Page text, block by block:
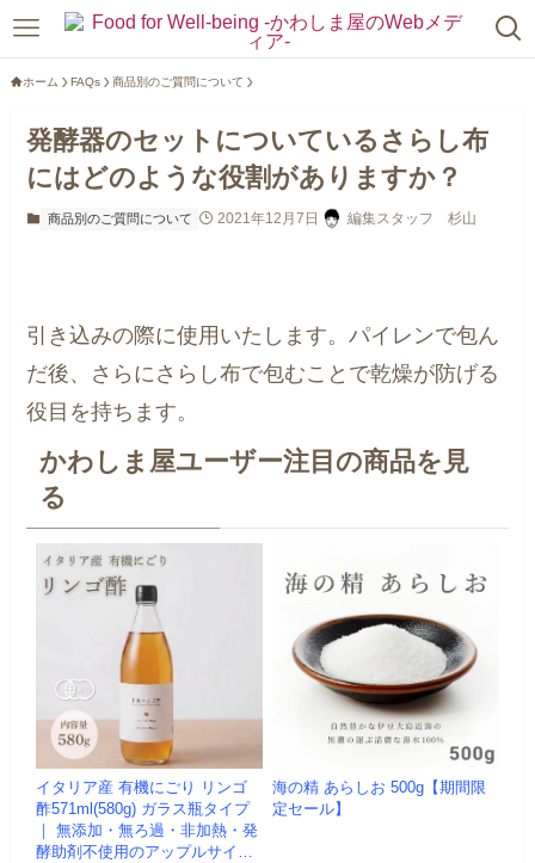
ホーム FAQs 商品別のご質問について
発酵器のセットについているさらし布
にはどのような役割がありますか？
商品別のご質問について 2021年12月7日 編集スタッフ 杉山
引き込みの際に使用いたします。パイレンで包ん
だ後、さらにさらし布で包むことで乾燥が防げる
役目を持ちます。
かわしま屋ユーザー注目の商品を見
る
イタリア産 有機にごり リンゴ
酢571ml(580g) ガラス瓶タイプ
｜ 無添加・無ろ過・非加熱・発
酵助剤不使用のアップルサイダ
海の精 あらしお 500g【期間限
定セール】